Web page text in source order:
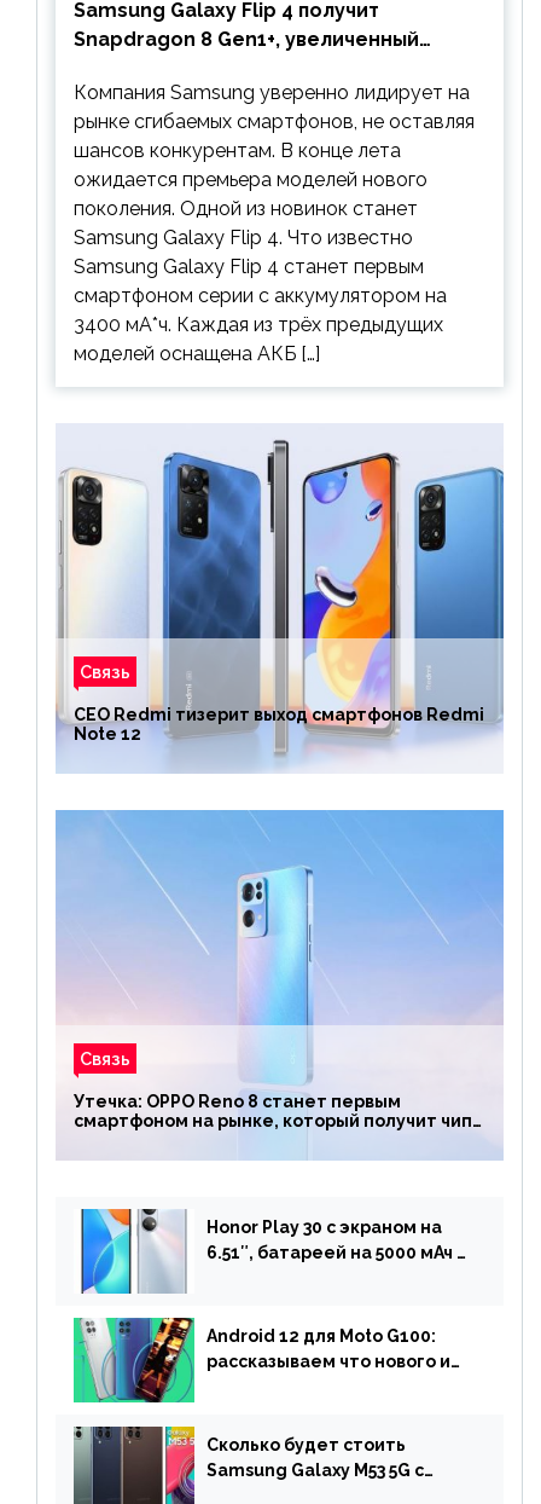
Samsung Galaxy Flip 4 получит
Snapdragon 8 Gen1+, увеличенный
предшественника
Компания Samsung уверенно лидирует на
рынке сгибаемых смартфонов, не оставляя
шансов конкурентам. В конце лета
ожидается премьера моделей нового
поколения. Одной из новинок станет
Samsung Galaxy Flip 4. Что известно
Samsung Galaxy Flip 4 станет первым
смартфоном серии с аккумулятором на
3400 мА*ч. Каждая из трёх предыдущих
моделей оснащена АКБ […]
Связь
CEO Redmi тизерит выход смартфонов Redmi
Note 12
Связь
Утечка: OPPO Reno 8 станет первым
смартфоном на рынке, который получит чип
Honor Play 30 с экраном на
6.51″, батареей на 5000 мАч и
Android 12 для Moto G100:
рассказываем что нового и
Сколько будет стоить
Samsung Galaxy M53 5G с